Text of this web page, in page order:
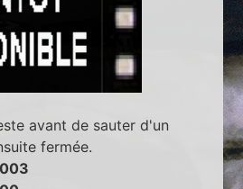
avant de sauter d'un
fermée.